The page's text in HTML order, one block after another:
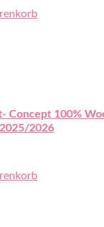
Concept 100%
2026